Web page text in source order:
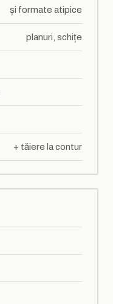
și formate atipice
planuri, schițe
+ tăiere la contur